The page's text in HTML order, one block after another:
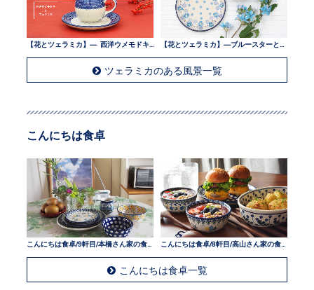
ツェラミカのある風景一覧
こんにちは食卓
こんにちは食卓/9軒目/本橋さん家の食卓
こんにちは食卓一覧